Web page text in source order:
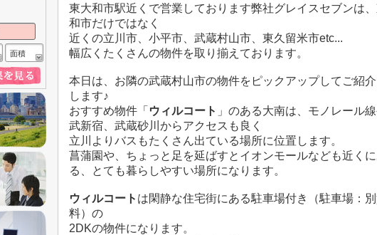
東大和市駅近くで営業しております弊社グレイスセブンは
和市だけではなく
近くの立川市、小平市、武蔵村山市、東久留米市etc...
幅広くたくさんの物件を取り揃えております。
本日は、お隣の武蔵村山市の物件をピックアップしてご紹
します♪
おすすめ物件「 ウィルコート 」のある大南は、モノレール
武新宿、武蔵砂川からアクセスも良く
立川よりバスもたくさん出ている場所に位置します。
菖蒲園や、ちょっと足を延ばすとイオンモールなども近く
る、とても暮らしやすい場所になります。
ウィルコート は閑静な住宅街にある駐車場付き（駐車場：
料）の
2DKの物件になります。
面積